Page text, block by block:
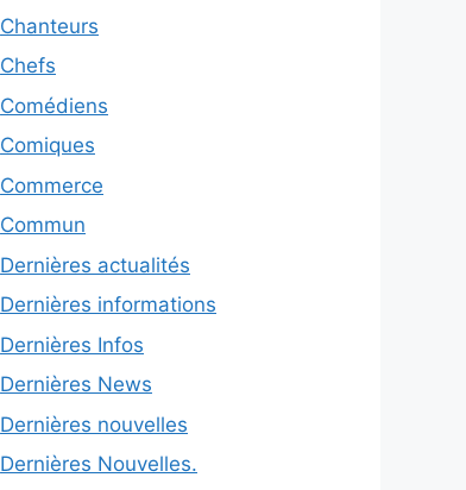
Chanteurs
Chefs
Comédiens
Comiques
Commerce
Commun
Dernières actualités
Dernières informations
Dernières Infos
Dernières News
Dernières nouvelles
Dernières Nouvelles.